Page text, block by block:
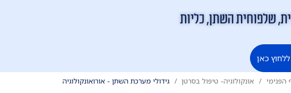
שלפוחית השתן, כליות
כאן
הפנימי אונקולוגיה- טיפול בסרטן גידולי מערכת השתן - אורואונקולוגיה